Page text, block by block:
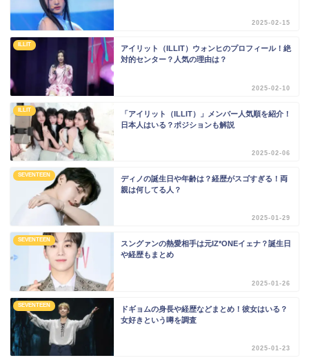
2025-02-15
ILLIT
アイリット（ILLIT）ウォンヒのプロフィール！絶
対的センター？人気の理由は？
2025-02-10
ILLIT
「アイリット（ILLIT）」メンバー人気順を紹介！
日本人はいる？ポジションも解説
2025-02-06
SEVENTEEN
ディノの誕生日や年齢は？経歴がスゴすぎる！両
親は何してる人？
2025-01-29
SEVENTEEN
スングァンの熱愛相手は元IZ*ONEイェナ？誕生日
や経歴もまとめ
2025-01-26
SEVENTEEN
ドギョムの身長や経歴などまとめ！彼女はいる？
女好きという噂を調査
2025-01-23